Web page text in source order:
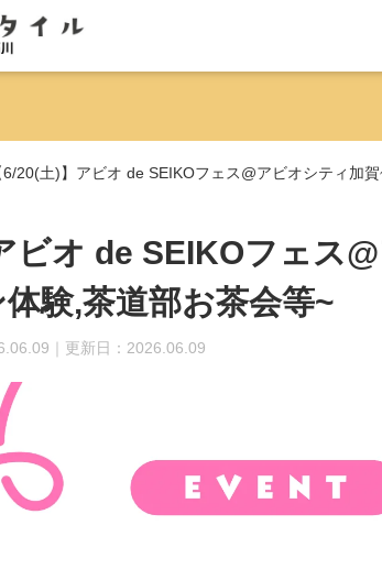
6/20(土)】アビオ de SEIKOフェス@アビオシティ加
ビオ de SEIKOフェス
験,茶道部お茶会等~
｜更新日：2026.06.09